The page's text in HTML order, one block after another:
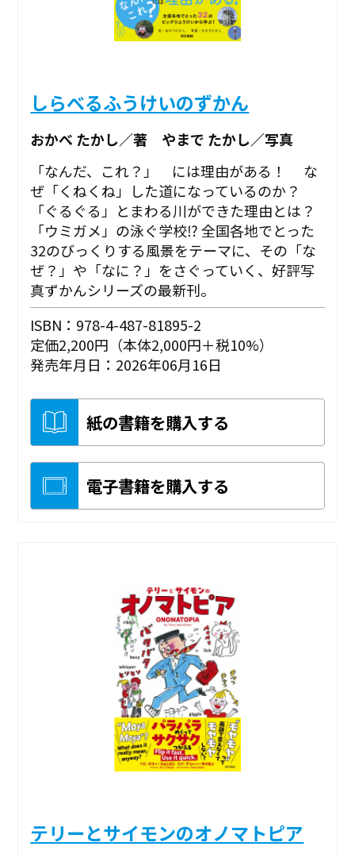
しらべるふうけいのずかん
おかべ たかし／著 やまで たかし／写真
「なんだ、これ？」 には理由がある！ な
ぜ「くねくね」した道になっているのか？
「ぐるぐる」とまわる川ができた理由とは？
「ウミガメ」の泳ぐ学校⁉ 全国各地でとった
32のびっくりする風景をテーマに、その「な
ぜ？」や「なに？」をさぐっていく、好評写
真ずかんシリーズの最新刊。
ISBN：978-4-487-81895-2
定価2,200円（本体2,000円＋税10%）
発売年月日：2026年06月16日
紙の書籍を購入する
電子書籍を購入する
テリーとサイモンのオノマトピア